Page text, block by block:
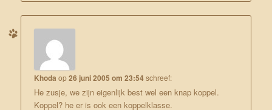
Khoda op26 juni 2005 om 23:54schreef:
He zusje, we zijn eigenlijk best wel een knap koppel.
Koppel? he er is ook een koppelklasse.